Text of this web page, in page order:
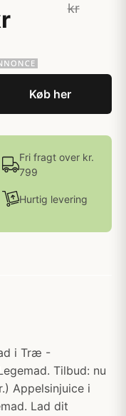
kr
Køb her
Fri fragt over kr.
799
Hurtig levering
i Træ -
Tilbud: nu
Appelsinjuice i
Lad dit